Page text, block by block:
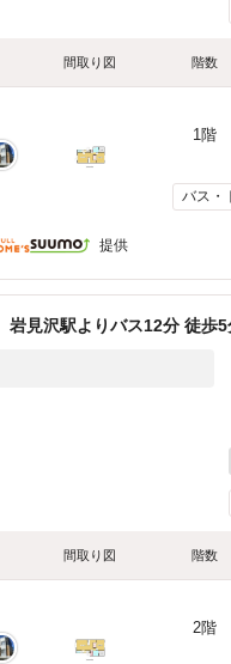
間取り図 階数
1階
バス・
提供
岩見沢駅よりバス12分 徒歩
間取り図 階数
2階